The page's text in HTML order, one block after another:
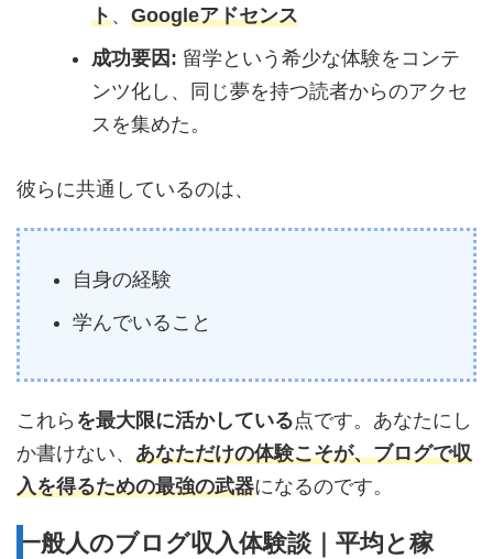
ト、 Googleアドセンス
成功要因: 留学という希少な体験をコンテ
ンツ化し、同じ夢を持つ読者からのアクセ
スを集めた。
彼らに共通しているのは、
自身の経験
学んでいること
これら を最大限に活かしている点です。あなたにし
か書けない、 あなただけの体験こそが、ブログで収
入を得るための最強の武器になるのです。
一般人のブログ収入体験談｜平均と稼